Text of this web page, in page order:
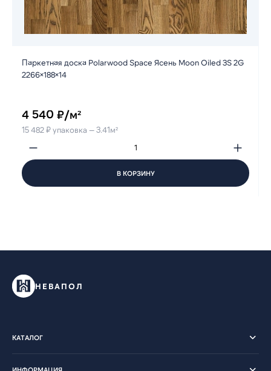
Паркетная доска Polarwood Space Ясень Moon Oiled 3S 2G
2266×188×14
4 540 ₽/м²
15 482 ₽ упаковка — 3.41м²
В КОРЗИНУ
НЕВАПОЛ
КАТАЛОГ